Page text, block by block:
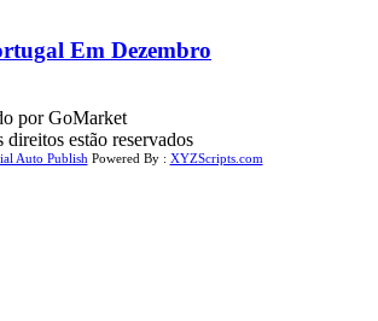
Em Dezembro
por GoMarket
estão reservados
Auto Publish Powered By : XYZScripts.com